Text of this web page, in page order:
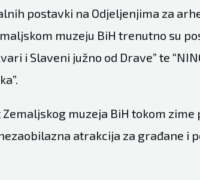
postavki na Odjeljenjima za
muzeju BiH trenutno su
i Slaveni južno od Drave” te
muzeja BiH tokom zime
atrakcija za građane i